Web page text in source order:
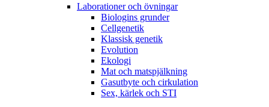
Laborationer och övningar
Biologins grunder
Cellgenetik
Klassisk genetik
Evolution
Ekologi
Mat och matspjälkning
Gasutbyte och cirkulation
Sex, kärlek och STI